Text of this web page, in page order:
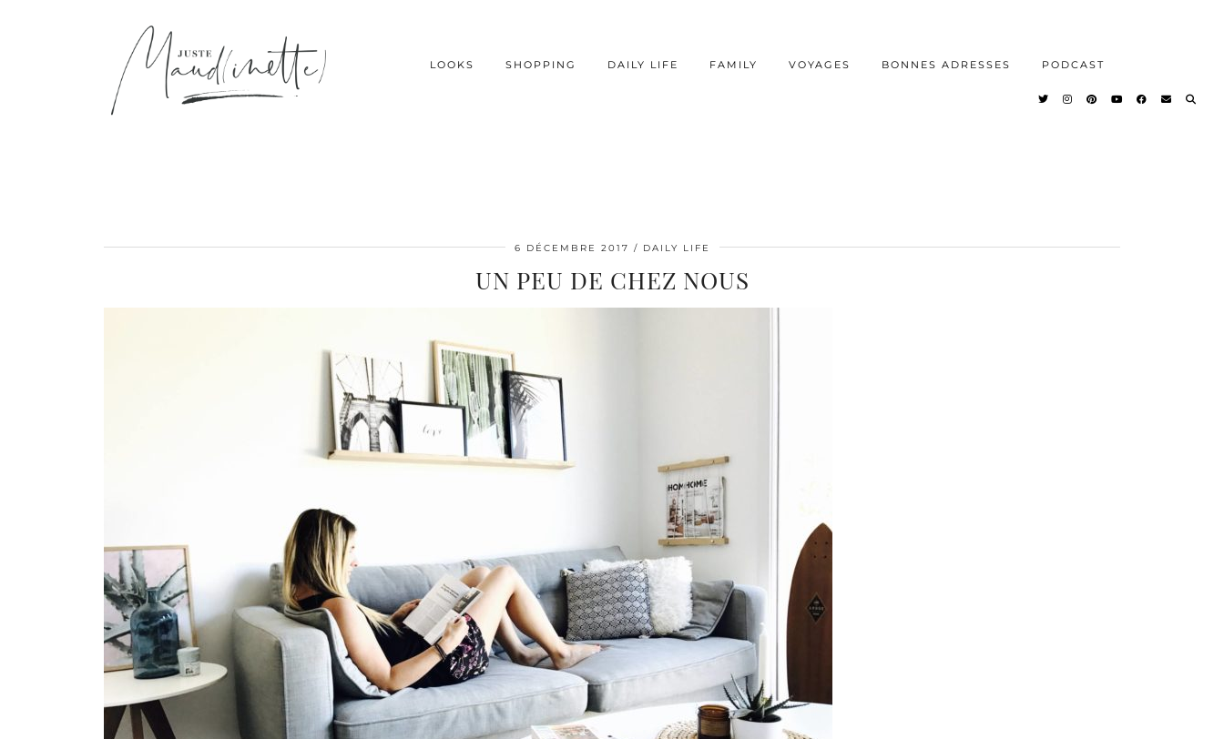
LOOKS SHOPPING DAILY LIFE FAMILY VOYAGES BONNES ADRESSES PODCAST
6 DÉCEMBRE 2017 DAILY LIFE
UN PEU DE CHEZ NOUS